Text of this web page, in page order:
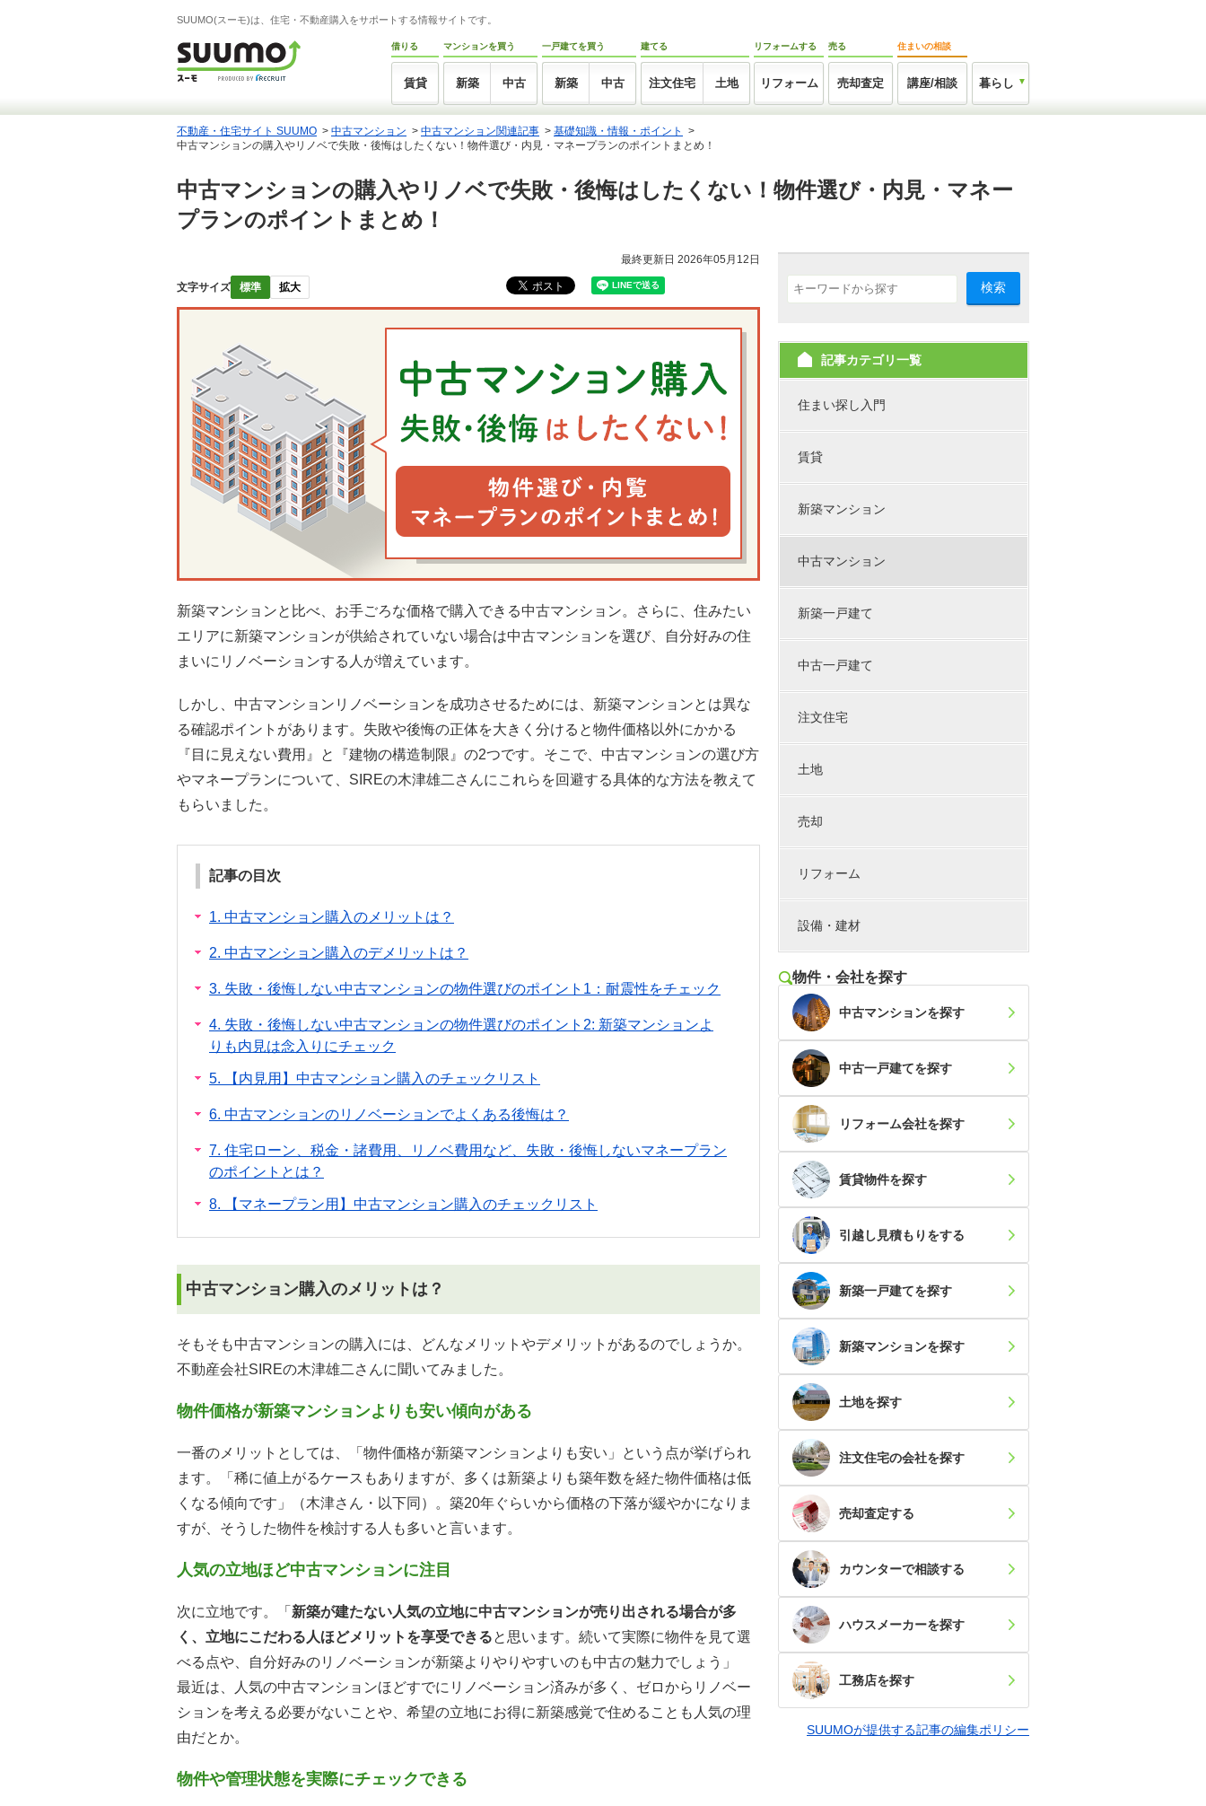
SUUMO(スーモ)は、住宅・不動産購入をサポートする情報サイトです。
借りる
賃貸
マンションを買う
新築 中古
一戸建てを買う
新築 中古
建てる
注文住宅 土地
リフォームする
リフォーム
売る
売却査定
住まいの相談
講座/相談 暮らし
不動産・住宅サイト SUUMO > 中古マンション > 中古マンション関連記事 > 基礎知識・情報・ポイント
>
中古マンションの購入やリノベで失敗・後悔はしたくない！物件選び・内見・マネープランのポイントまとめ！
中古マンションの購入やリノベで失敗・後悔はしたくない！物件選び・内見・マネー
プランのポイントまとめ！
最終更新日 2026年05月12日
文字サイズ 標準 拡大
新築マンションと比べ、お手ごろな価格で購入できる中古マンション。さらに、住みたい
エリアに新築マンションが供給されていない場合は中古マンションを選び、自分好みの住
まいにリノベーションする人が増えています。
しかし、中古マンションリノベーションを成功させるためには、新築マンションとは異な
る確認ポイントがあります。失敗や後悔の正体を大きく分けると物件価格以外にかかる
『目に見えない費用』と『建物の構造制限』の2つです。そこで、中古マンションの選び方
やマネープランについて、SIREの木津雄二さんにこれらを回避する具体的な方法を教えて
もらいました。
記事の目次
1. 中古マンション購入のメリットは？
2. 中古マンション購入のデメリットは？
3. 失敗・後悔しない中古マンションの物件選びのポイント1：耐震性をチェック
4. 失敗・後悔しない中古マンションの物件選びのポイント2: 新築マンションよ
りも内見は念入りにチェック
5. 【内見用】中古マンション購入のチェックリスト
6. 中古マンションのリノベーションでよくある後悔は？
7. 住宅ローン、税金・諸費用、リノベ費用など、失敗・後悔しないマネープラン
のポイントとは？
8. 【マネープラン用】中古マンション購入のチェックリスト
中古マンション購入のメリットは？
そもそも中古マンションの購入には、どんなメリットやデメリットがあるのでしょうか。
不動産会社SIREの木津雄二さんに聞いてみました。
物件価格が新築マンションよりも安い傾向がある
一番のメリットとしては、「物件価格が新築マンションよりも安い」という点が挙げられ
ます。「稀に値上がるケースもありますが、多くは新築よりも築年数を経た物件価格は低
くなる傾向です」（木津さん・以下同）。築20年ぐらいから価格の下落が緩やかになりま
すが、そうした物件を検討する人も多いと言います。
人気の立地ほど中古マンションに注目
次に立地です。「 新築が建たない人気の立地に中古マンションが売り出される場合が多
く、立地にこだわる人ほどメリットを享受できると思います。続いて実際に物件を見て選
べる点や、自分好みのリノベーションが新築よりやりやすいのも中古の魅力でしょう」
最近は、人気の中古マンションほどすでにリノベーション済みが多く、ゼロからリノベー
ションを考える必要がないことや、希望の立地にお得に新築感覚で住めることも人気の理
由だとか。
物件や管理状態を実際にチェックできる
検索
記事カテゴリ一覧
住まい探し入門
賃貸
新築マンション
中古マンション
新築一戸建て
中古一戸建て
注文住宅
土地
売却
リフォーム
設備・建材
物件・会社を探す
中古マンションを探す
中古一戸建てを探す
リフォーム会社を探す
賃貸物件を探す
引越し見積もり をする
新築一戸建てを探す
新築マンションを探す
土地を探す
注文住宅の会社を探す
売却査定する
カウンターで相談する
ハウスメーカーを探す
工務店を探す
SUUMOが提供する記事の編集ポリシー